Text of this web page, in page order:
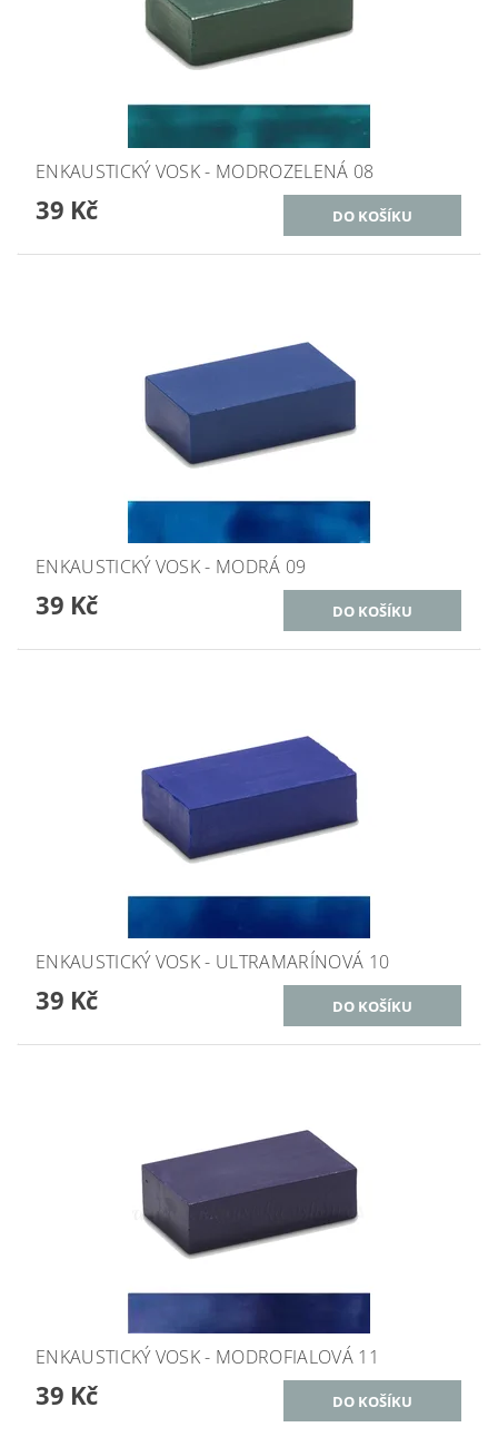
ENKAUSTICKÝ VOSK - MODROZELENÁ 08
39 Kč
ENKAUSTICKÝ VOSK - MODRÁ 09
39 Kč
ENKAUSTICKÝ VOSK - ULTRAMARÍNOVÁ 10
39 Kč
ENKAUSTICKÝ VOSK - MODROFIALOVÁ 11
39 Kč